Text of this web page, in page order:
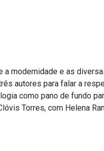
modernidade e as
autores para falar a
como pano de fundo
Torres, com Helena